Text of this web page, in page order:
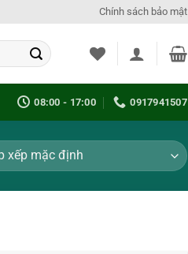
Chính sách bảo mật
08:00 - 17:00 0917941507